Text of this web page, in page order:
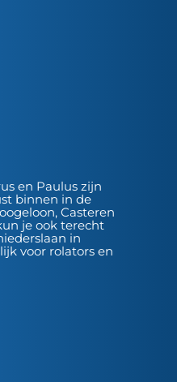
en Paulus zijn
binnen in de
Casteren
je ook terecht
in
voor rolators en